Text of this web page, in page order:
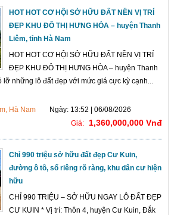
HOT HOT CƠ HỘI SỞ HỮU ĐẤT NỀN VỊ TRÍ
ĐẸP KHU ĐÔ THỊ HƯNG HÒA – huyện Thanh
Liêm, tỉnh Hà Nam
HOT HOT CƠ HỘI SỞ HỮU ĐẤT NỀN VỊ TRÍ
ĐẸP KHU ĐÔ THỊ HƯNG HÒA – huyện Thanh
lỡ những lô đất đẹp với mức giá cực kỳ cạnh...
Hà Nam
Ngày: 13:52 | 06/08/2026
Giá:
1,360,000,000 Vnđ
Chỉ 990 triệu sở hữu đất đẹp Cư Kuin,
đường ô tô, sổ riêng rõ ràng, khu dân cư hiện
hữu
CHỈ 990 TRIỆU – SỞ HỮU NGAY LÔ ĐẤT ĐẸP
CƯ KUIN * Vị trí: Thôn 4, huyện Cư Kuin, Đắk